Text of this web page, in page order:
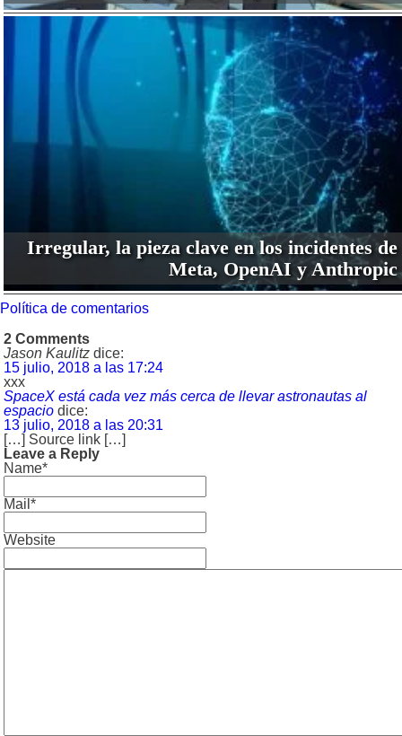
Irregular, la pieza clave en los incidentes de
Meta, OpenAI y Anthropic
Política de comentarios
2 Comments
Jason Kaulitz dice:
15 julio, 2018 a las 17:24
xxx
SpaceX está cada vez más cerca de llevar astronautas al
espacio dice:
13 julio, 2018 a las 20:31
[…] Source link […]
Leave a Reply
Name*
Mail*
Website